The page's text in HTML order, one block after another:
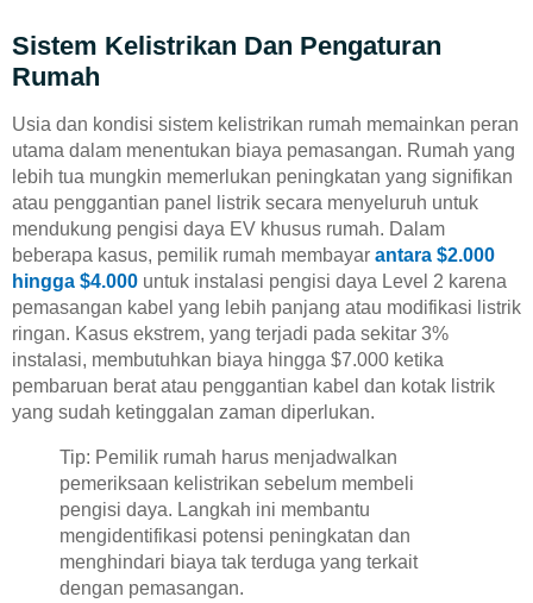
Sistem Kelistrikan Dan Pengaturan
Rumah
Usia dan kondisi sistem kelistrikan rumah memainkan peran
utama dalam menentukan biaya pemasangan. Rumah yang
lebih tua mungkin memerlukan peningkatan yang signifikan
atau penggantian panel listrik secara menyeluruh untuk
mendukung pengisi daya EV khusus rumah. Dalam
beberapa kasus, pemilik rumah membayar antara $2.000
hingga $4.000 untuk instalasi pengisi daya Level 2 karena
pemasangan kabel yang lebih panjang atau modifikasi listrik
ringan. Kasus ekstrem, yang terjadi pada sekitar 3%
instalasi, membutuhkan biaya hingga $7.000 ketika
pembaruan berat atau penggantian kabel dan kotak listrik
yang sudah ketinggalan zaman diperlukan.
Tip: Pemilik rumah harus menjadwalkan
pemeriksaan kelistrikan sebelum membeli
pengisi daya. Langkah ini membantu
mengidentifikasi potensi peningkatan dan
menghindari biaya tak terduga yang terkait
dengan pemasangan.